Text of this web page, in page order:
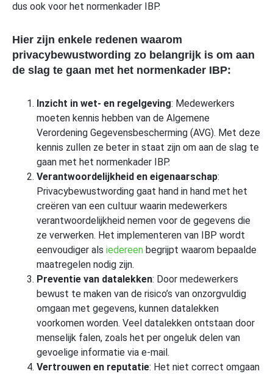
dus ook voor het normenkader IBP.
Hier zijn enkele redenen waarom
privacybewustwording zo belangrijk is om aan
de slag te gaan met het normenkader IBP:
Inzicht in wet- en regelgeving: Medewerkers
moeten kennis hebben van de Algemene
Verordening Gegevensbescherming (AVG). Met deze
kennis zullen ze beter in staat zijn om aan de slag te
gaan met het normenkader IBP.
Verantwoordelijkheid en eigenaarschap:
Privacybewustwording gaat hand in hand met het
creëren van een cultuur waarin medewerkers
verantwoordelijkheid nemen voor de gegevens die
ze verwerken. Het implementeren van IBP wordt
eenvoudiger als iedereen begrijpt waarom bepaalde
maatregelen nodig zijn.
Preventie van datalekken: Door medewerkers
bewust te maken van de risico’s van onzorgvuldig
omgaan met gegevens, kunnen datalekken
voorkomen worden. Veel datalekken ontstaan door
menselijk falen, zoals het per ongeluk delen van
gevoelige informatie via e-mail.
Vertrouwen en reputatie: Het niet correct omgaan